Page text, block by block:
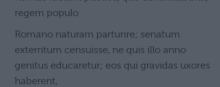
regem populo
Romano naturam parturire; senatum
exterritum censuisse, ne quis illo anno
genitus educaretur; eos qui gravidas uxores
haberent,